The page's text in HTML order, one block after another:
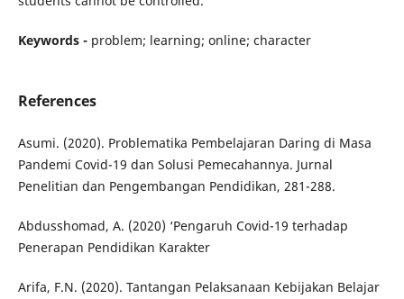
Keywords - problem; learning; online; character
References
Asumi. (2020). Problematika Pembelajaran Daring di Masa
Pandemi Covid-19 dan Solusi Pemecahannya. Jurnal
Penelitian dan Pengembangan Pendidikan, 281-288.
Abdusshomad, A. (2020) ‘Pengaruh Covid-19 terhadap
Penerapan Pendidikan Karakter
Arifa, F.N. (2020). Tantangan Pelaksanaan Kebijakan Belajar